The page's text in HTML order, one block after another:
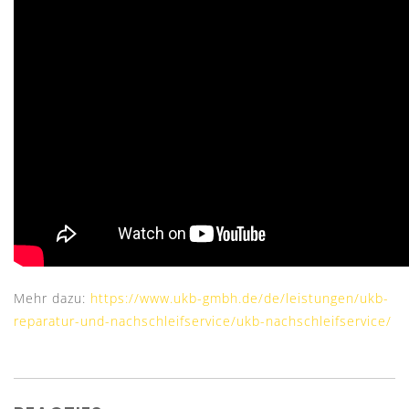
Mehr dazu: https://www.ukb-gmbh.de/de/leistungen/ukb-
reparatur-und-nachschleifservice/ukb-nachschleifservice/